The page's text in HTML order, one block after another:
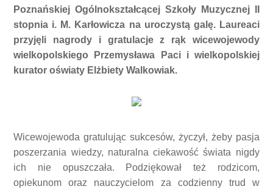
Poznańskiej Ogólnokształcącej Szkoły Muzycznej II
stopnia i. M. Karłowicza na uroczystą galę. Laureaci
przyjęli nagrody i gratulacje z rąk wicewojewody
wielkopolskiego Przemysława Paci i wielkopolskiej
kurator oświaty Elżbiety Walkowiak.
Wicewojewoda gratulując sukcesów, życzył, żeby pasja
poszerzania wiedzy, naturalna ciekawość świata nigdy
ich nie opuszczała. Podziękował też rodzicom,
opiekunom oraz nauczycielom za codzienny trud w